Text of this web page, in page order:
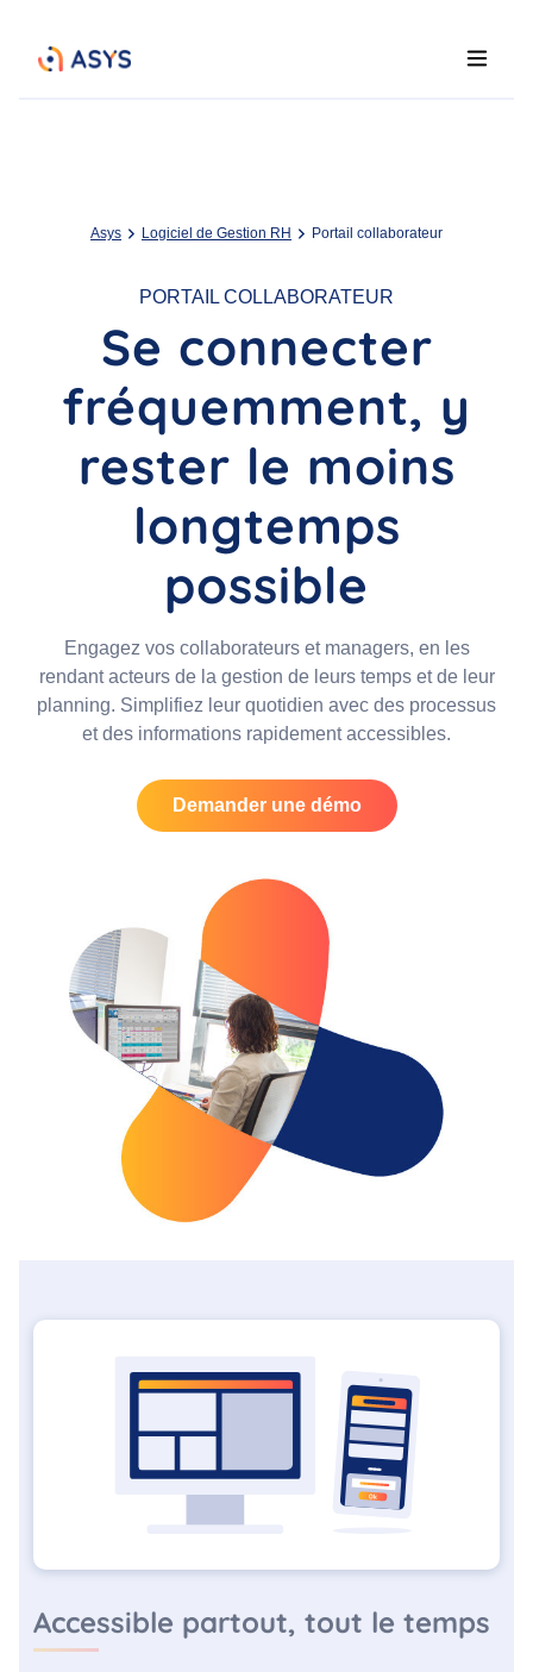
Asys Logiciel de Gestion RH Portail collaborateur
PORTAIL COLLABORATEUR
Se connecter
fréquemment, y
rester le moins
longtemps
possible
Engagez vos collaborateurs et managers, en les
rendant acteurs de la gestion de leurs temps et de leur
planning. Simplifiez leur quotidien avec des processus
et des informations rapidement accessibles.
Demander une démo
Accessible partout, tout le temps